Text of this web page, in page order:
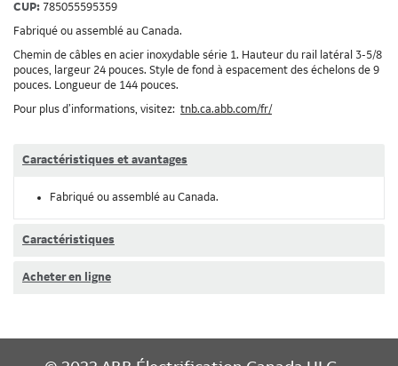
CUP: 785055595359
Fabriqué ou assemblé au Canada.
Chemin de câbles en acier inoxydable série 1. Hauteur du rail latéral 3-5/8
pouces, largeur 24 pouces. Style de fond à espacement des échelons de 9
pouces. Longueur de 144 pouces.
Pour plus d’informations, visitez: tnb.ca.abb.com/fr/
Caractéristiques et avantages
Fabriqué ou assemblé au Canada.
Caractéristiques
Acheter en ligne